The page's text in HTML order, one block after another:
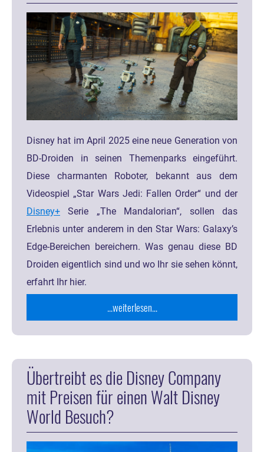
Disney hat im April 2025 eine neue Generation von
BD-Droiden in seinen Themenparks eingeführt.
Diese charmanten Roboter, bekannt aus dem
Videospiel „Star Wars Jedi: Fallen Order“ und der
Disney+ Serie „The Mandalorian“, sollen das
Erlebnis unter anderem in den Star Wars: Galaxy’s
Edge-Bereichen bereichern.​ Was genau diese BD
Droiden eigentlich sind und wo Ihr sie sehen könnt,
erfahrt Ihr hier.
...weiterlesen...
Übertreibt es die Disney Company
mit Preisen für einen Walt Disney
World Besuch?